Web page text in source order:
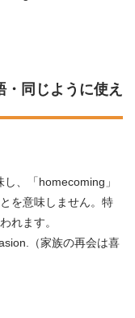
同じように使え
、「homecoming」
を意味しません。特
れます。
（家族の再会は喜